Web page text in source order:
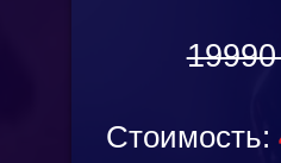
Стоимость: